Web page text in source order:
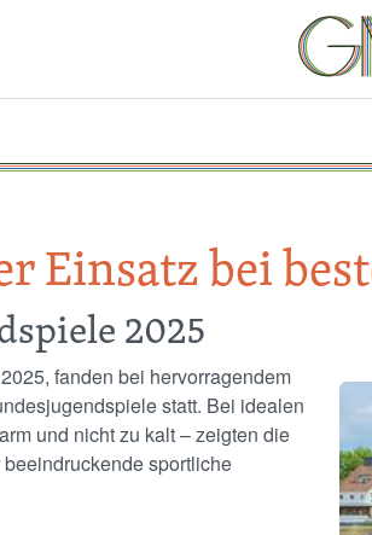
Einsatz bei
2025
fanden bei hervorragendem
statt. Bei idealen
und nicht zu kalt – zeigten die
sportliche